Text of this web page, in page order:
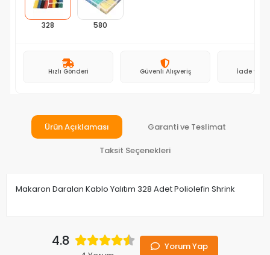
328 580
Hızlı Gönderi Güvenli Alışveriş İade ve
Ürün Açıklaması Garanti ve Teslimat
Taksit Seçenekleri
Makaron Daralan Kablo Yalıtım 328 Adet Poliolefin Shrink
4.8 Yorum Yap